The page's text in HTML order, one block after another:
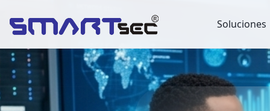
Soluciones